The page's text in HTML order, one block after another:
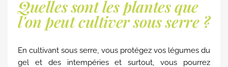
Quelles sont les plantes que
l'on peut cultiver sous serre ?
En cultivant sous serre, vous protégez vos légumes du
gel et des intempéries et surtout, vous pourrez